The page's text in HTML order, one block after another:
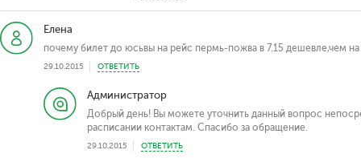
Елена
почему билет до юсьвы на рейс пермь-пожва в 7.15 дешевле,чем
29.10.2015 ОТВЕТИТЬ
Администратор
Добрый день! Вы можете уточнить данный вопрос
расписании контактам. Спасибо за обращение.
29.10.2015 ОТВЕТИТЬ